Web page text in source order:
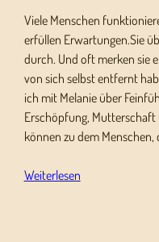
Viele Menschen
erfüllen Erwartungen.Sie
durch. Und oft merken sie
von sich selbst entfernt
ich mit Melanie über
Erschöpfung, Mutterschaft
können zu dem Menschen,
Weiterlesen